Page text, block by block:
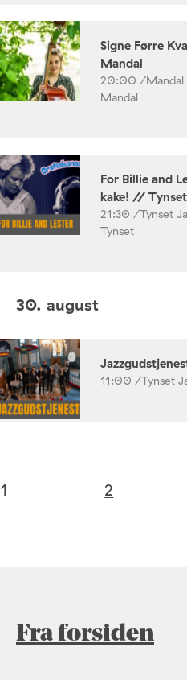
Signe Førre
Mandal
20:00 /
Mandal
For Billie and
kake! //
21:30 /Tynset
Tynset
30. august
11:00 /Tynset
1 2
Fra forsiden